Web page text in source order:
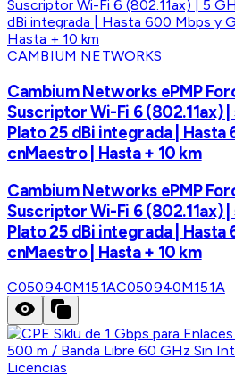
CAMBIUM NETWORKS
Cambium Networks ePMP
Suscriptor Wi-Fi 6 (802.11ax) |
Plato 25 dBi integrada | Hasta
cnMaestro | Hasta + 10 km
Cambium Networks ePMP
Suscriptor Wi-Fi 6 (802.11ax) |
Plato 25 dBi integrada | Hasta
cnMaestro | Hasta + 10 km
C050940M151AC050940M151A